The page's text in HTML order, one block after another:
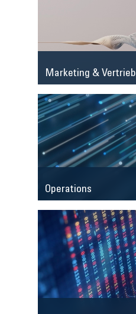
Marketing & Vertrieb
Operations